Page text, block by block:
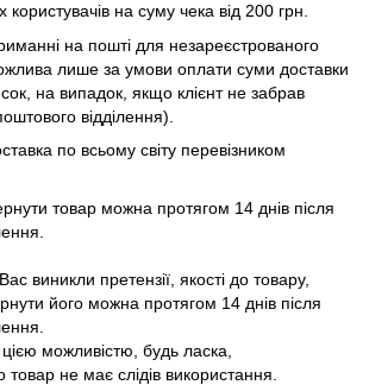
користувачів на суму чека від 200 грн.
на пошті для незареєстрованого
лише за умови оплати суми доставки
на випадок, якщо клієнт не забрав
відділення).
по всьому світу перевізником
товар можна протягом 14 днів після
виникли претензії, якості до товару,
його можна протягом 14 днів після
можливістю, будь ласка,
не має слідів використання.